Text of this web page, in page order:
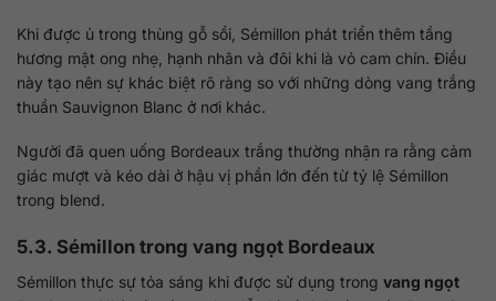
Khi được ủ trong thùng gỗ sồi, Sémillon phát triển thêm tầng
hương mật ong nhẹ, hạnh nhân và đôi khi là vỏ cam chín. Điều
này tạo nên sự khác biệt rõ ràng so với những dòng vang trắng
thuần Sauvignon Blanc ở nơi khác.
Người đã quen uống Bordeaux trắng thường nhận ra rằng cảm
giác mượt và kéo dài ở hậu vị phần lớn đến từ tỷ lệ Sémillon
trong blend.
5.3. Sémillon trong vang ngọt Bordeaux
Sémillon thực sự tỏa sáng khi được sử dụng trong vang ngọt